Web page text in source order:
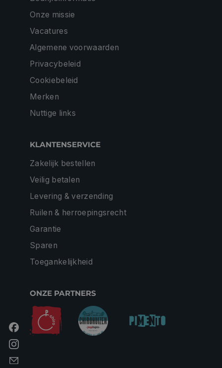
Onze missie
Vacatures
Algemene voorwaarden
Privacybeleid
Cookiebeleid
Merken
Nuttige links
KLANTENSERVICE
Zakelijk bestellen
Veilig betalen
Levering & verzending
Ruilen & herroepingsrecht
Garantie
Sparen
Toegankelijkheid
ONZE PARTNERS